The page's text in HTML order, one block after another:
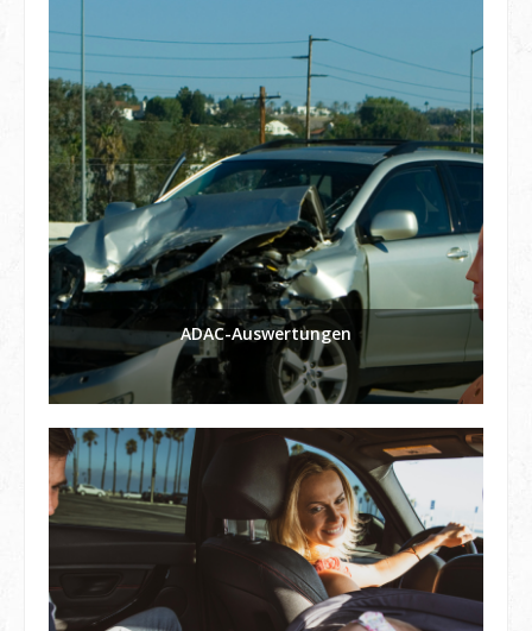
ADAC-Auswertungen